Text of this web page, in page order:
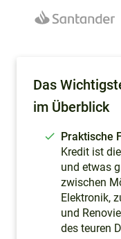
Das
im Überblick
Praktische
Kredit ist
und etwas
zwischen
Elektronik,
und
des teuren